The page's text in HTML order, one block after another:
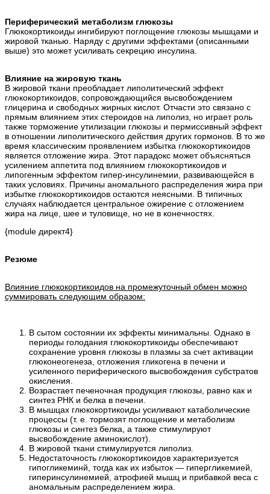
Периферический метаболизм глюкозы
Глюкокортикоиды ингибируют поглощение глюкозы мышцами и
жировой тканью. Наряду с другими эффектами (описанными
выше) это может усиливать секрецию инсулина.
Влияние на жировую ткань
В жировой ткани преобладает липолитический эффект
глюкокортикоидов, сопровождающийся высвобождением
глицерина и свободных жирных кислот. Отчасти это связано с
прямым влиянием этих стероидов на липолиз, но играет роль
также торможение утилизации глюкозы и пермиссивный эффект
в отношении липолитического действия других гормонов. В то же
время классическим проявлением избытка глюкокортикоидов
является отложение жира. Этот парадокс может объясняться
усилением аппетита под влиянием глюкокортикоидов и
липогенным эффектом гипер-инсулинемии, развивающейся в
таких условиях. Причины аномального распределения жира при
избытке глюкокортикоидов остаются неясными. В типичных
случаях наблюдается центральное ожирение с отложением
жира на лице, шее и туловище, но не в конечностях.
{module директ4}
Резюме
Влияние глюкокортикоидов на промежуточный обмен можно
суммировать следующим образом:
В сытом состоянии их эффекты минимальны. Однако в
периоды голодания глюкокортикоиды обеспечивают
сохранение уровня глюкозы в плазмы за счет активации
глюконеогенеза, отложения гликогена в печени и
усиленного периферического высвобождения субстратов
окисления.
Возрастает печеночная продукция глюкозы, равно как и
синтез РНК и белка в печени.
В мышцах глюкокортикоиды усиливают катаболические
процессы (т. е. тормозят поглощение и метаболизм
глюкозы и синтез белка, а также стимулируют
высвобождение аминокислот).
В жировой ткани стимулируется липолиз.
Недостаточность глюкокортикоидов характеризуется
гипогликеминй, тогда как их избыток — гипергликемией,
гиперинсулинемией, атрофией мышц и прибавкой веса с
аномальным распределением жира.